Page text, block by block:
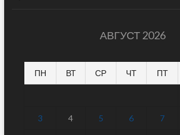
АВГУСТ 2026
ПН ВТ СР ЧТ ПТ
3 4 5 6 7